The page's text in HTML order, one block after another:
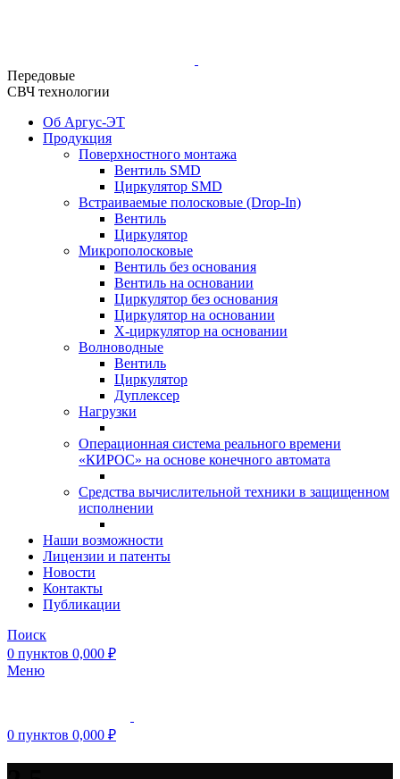
Передовые
СВЧ технологии
Об Аргус-ЭТ
Продукция
Поверхностного монтажа
Вентиль SMD
Циркулятор SMD
Встраиваемые полосковые (Drop-In)
Вентиль
Циркулятор
Микрополосковые
Вентиль без основания
Вентиль на основании
Циркулятор без основания
Циркулятор на основании
Х-циркулятор на основании
Волноводные
Вентиль
Циркулятор
Дуплексер
Нагрузки
Операционная система реального времени
«КИРОС» на основе конечного автомата
Средства вычислительной техники в защищенном
исполнении
Наши возможности
Лицензии и патенты
Новости
Контакты
Публикации
Поиск
0 пунктов 0,000 ₽
Меню
0 пунктов 0,000 ₽